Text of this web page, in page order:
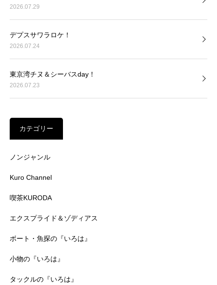
2026.07.29
デプスサワラロケ！
2026.07.24
東京湾チヌ＆シーバスday！
2026.07.23
カテゴリー
ノンジャンル
Kuro Channel
喫茶KURODA
エクスプライド＆ゾディアス
ボート・魚探の『いろは』
小物の『いろは』
タックルの『いろは』